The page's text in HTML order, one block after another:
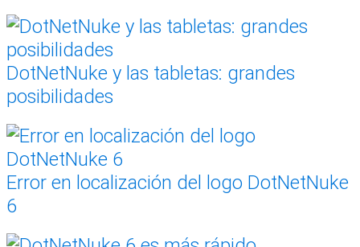
DotNetNuke y las tabletas: grandes
posibilidades
Error en localización del logo DotNetNuke
6